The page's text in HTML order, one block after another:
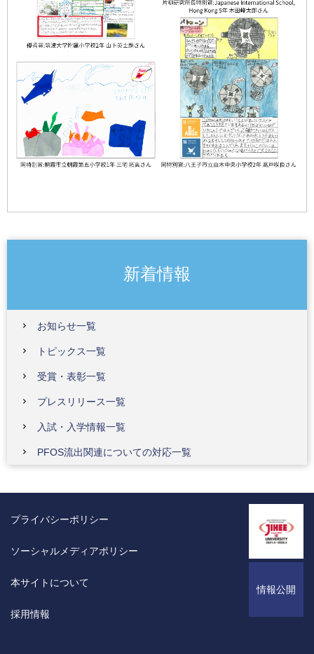
新着情報
お知らせ一覧
トピックス一覧
受賞・表彰一覧
プレスリリース一覧
入試・入学情報一覧
PFOS流出関連についての対応一覧
情報公開
プライバシーポリシー
ソーシャルメディアポリシー
本サイトについて
採用情報